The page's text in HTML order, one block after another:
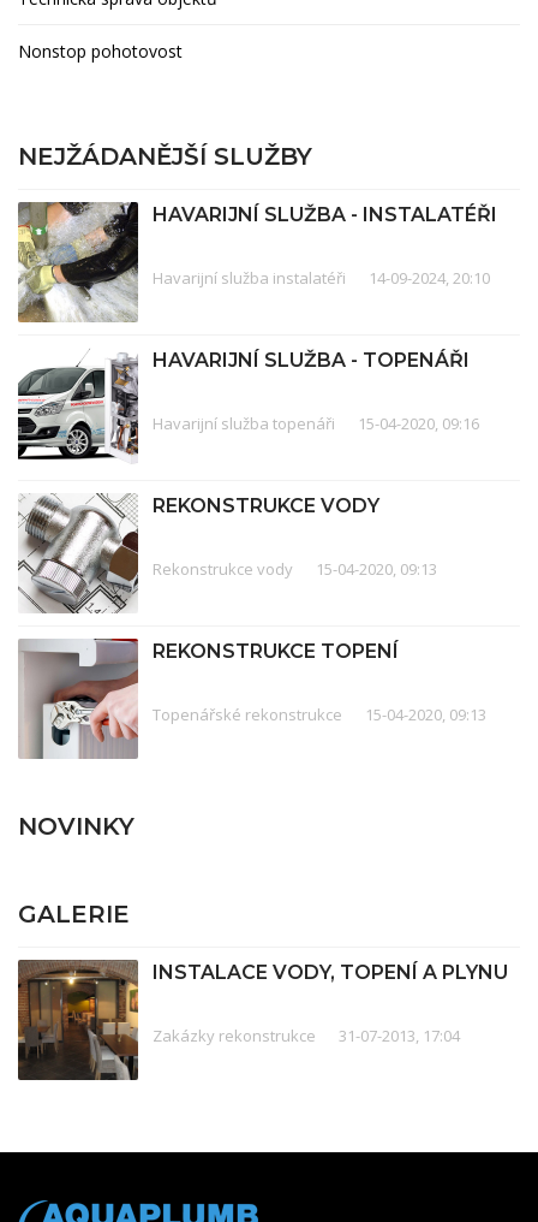
Nonstop pohotovost
NEJŽÁDANĚJŠÍ SLUŽBY
HAVARIJNÍ SLUŽBA - INSTALATÉŘI
Havarijní služba instalatéři 14-09-2024, 20:10
HAVARIJNÍ SLUŽBA - TOPENÁŘI
Havarijní služba topenáři 15-04-2020, 09:16
REKONSTRUKCE VODY
Rekonstrukce vody 15-04-2020, 09:13
REKONSTRUKCE TOPENÍ
Topenářské rekonstrukce 15-04-2020, 09:13
NOVINKY
GALERIE
INSTALACE VODY, TOPENÍ A PLYNU
Zakázky rekonstrukce 31-07-2013, 17:04